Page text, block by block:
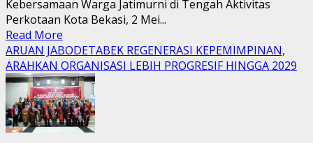
Kebersamaan Warga Jatimurni di Tengah Aktivitas
Perkotaan Kota Bekasi, 2 Mei...
Read More
more
about
Tradisi
Sedekah
Bumi
Hidupkan
ARUAN JABODETABEK REGENERASI KEPEMIMPINAN,
ARAHKAN ORGANISASI LEBIH PROGRESIF HINGGA 2029